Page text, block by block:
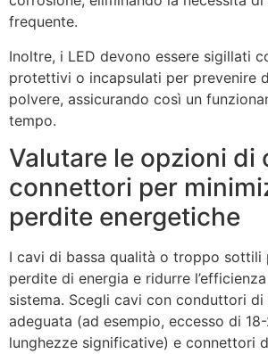
frequente.
Inoltre, i LED devono essere sigillati
protettivi o incapsulati per prevenire
polvere, assicurando così un
tempo.
Valutare le opzioni di
connettori per
perdite energetiche
I cavi di bassa qualità o troppo sottili
perdite di energia e ridurre
sistema. Scegli cavi con conduttori di
adeguata (ad esempio, eccesso di
lunghezze significative) e connettori